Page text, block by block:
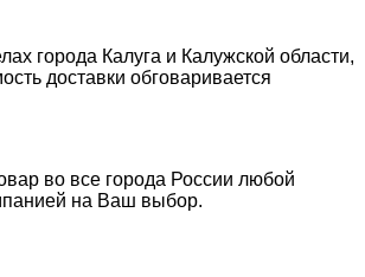
города Калуга и Калужской области,
доставки обговаривается
во все города России любой
на Ваш выбор.